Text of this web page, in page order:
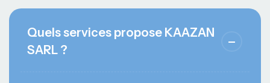
Quels services propose KAAZAN
SARL ?